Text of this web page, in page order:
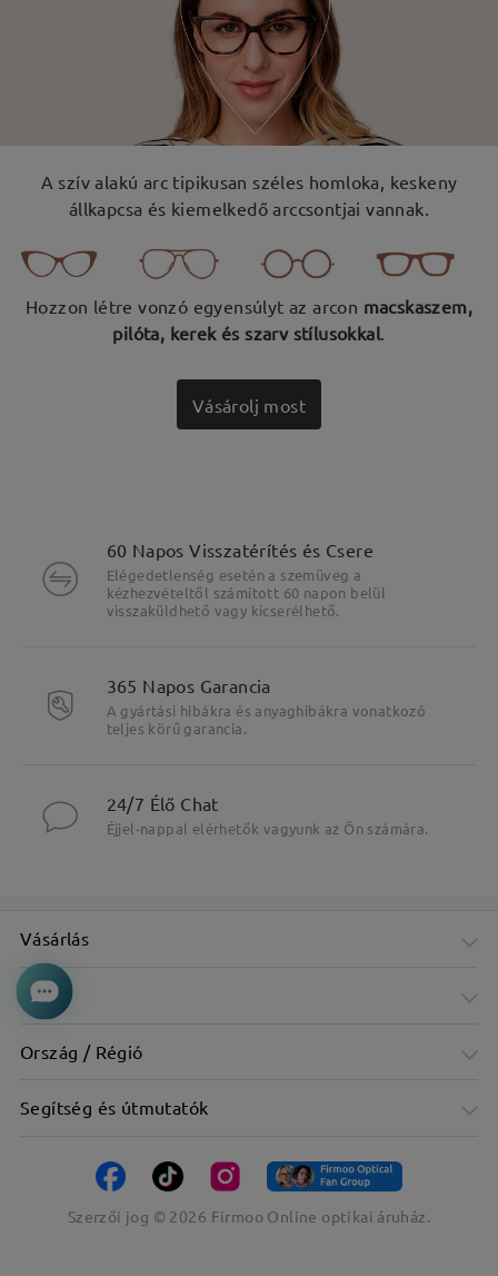
A szív alakú arc tipikusan széles homloka, keskeny
állkapcsa és kiemelkedő arccsontjai vannak.
Hozzon létre vonzó egyensúlyt az arcon macskaszem,
pilóta, kerek és szarv stílusokkal.
Vásárolj most
60 Napos Visszatérítés és Csere
Elégedetlenség esetén a szemüveg a
kézhezvételtől számított 60 napon belül
visszaküldhető vagy kicserélhető.
365 Napos Garancia
A gyártási hibákra és anyaghibákra vonatkozó
teljes körű garancia.
24/7 Élő Chat
Éjjel-nappal elérhetők vagyunk az Ön számára.
Vásárlás
Cég
Ország / Régió
Segítség és útmutatók
Szerzői jog © 2026 Firmoo Online optikai áruház.